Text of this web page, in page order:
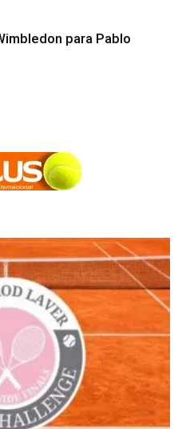
para Pablo